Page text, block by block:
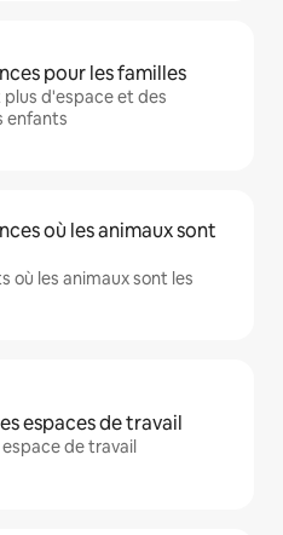
pour les familles
d'espace et des
enfants
où les animaux sont
où les animaux sont les
espaces de travail
de travail